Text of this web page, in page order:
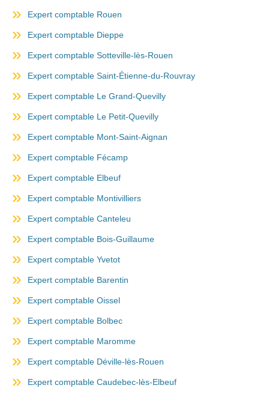
Expert comptable Rouen
Expert comptable Dieppe
Expert comptable Sotteville-lès-Rouen
Expert comptable Saint-Étienne-du-Rouvray
Expert comptable Le Grand-Quevilly
Expert comptable Le Petit-Quevilly
Expert comptable Mont-Saint-Aignan
Expert comptable Fécamp
Expert comptable Elbeuf
Expert comptable Montivilliers
Expert comptable Canteleu
Expert comptable Bois-Guillaume
Expert comptable Yvetot
Expert comptable Barentin
Expert comptable Oissel
Expert comptable Bolbec
Expert comptable Maromme
Expert comptable Déville-lès-Rouen
Expert comptable Caudebec-lès-Elbeuf